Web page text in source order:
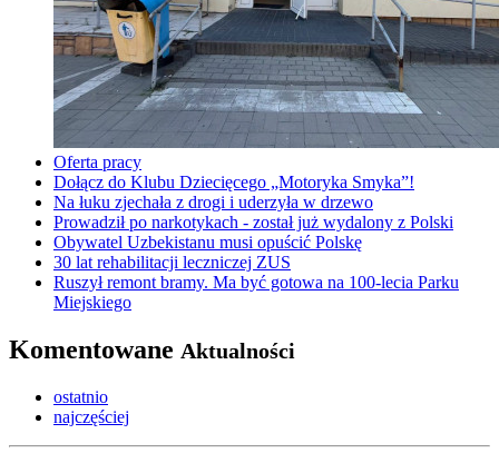
Oferta pracy
Dołącz do Klubu Dziecięcego „Motoryka Smyka”!
Na łuku zjechała z drogi i uderzyła w drzewo
Prowadził po narkotykach - został już wydalony z Polski
Obywatel Uzbekistanu musi opuścić Polskę
30 lat rehabilitacji leczniczej ZUS
Ruszył remont bramy. Ma być gotowa na 100-lecia Parku
Miejskiego
Komentowane Aktualności
ostatnio
najczęściej